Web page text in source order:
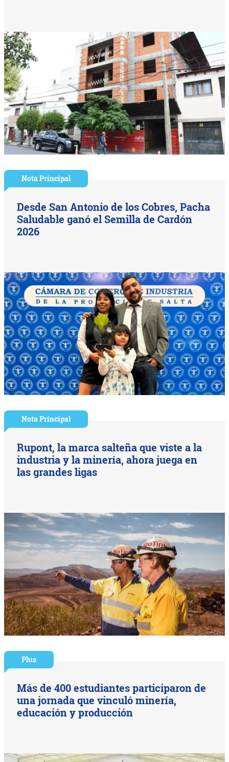
Nota Principal
Desde San Antonio de los Cobres, Pacha
Saludable ganó el Semilla de Cardón
2026
Nota Principal
Rupont, la marca salteña que viste a la
industria y la minería, ahora juega en
las grandes ligas
Plus
Más de 400 estudiantes participaron de
una jornada que vinculó minería,
educación y producción